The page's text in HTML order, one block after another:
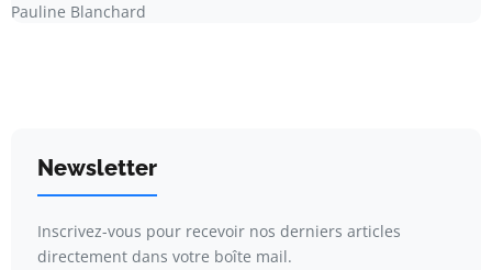
Pauline Blanchard
Newsletter
Inscrivez-vous pour recevoir nos derniers articles
directement dans votre boîte mail.